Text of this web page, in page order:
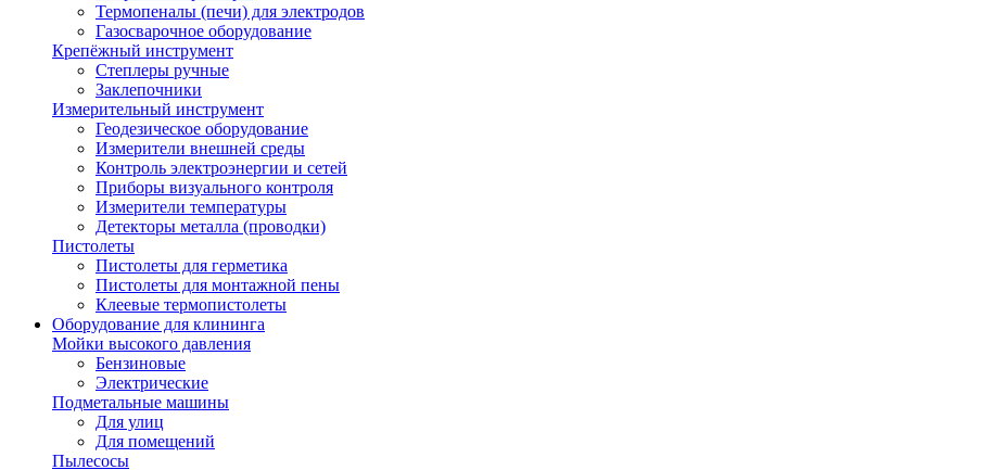
Термопеналы (печи) для электродов
Газосварочное оборудование
Крепёжный инструмент
Степлеры ручные
Заклепочники
Измерительный инструмент
Геодезическое оборудование
Измерители внешней среды
Контроль электроэнергии и сетей
Приборы визуального контроля
Измерители температуры
Детекторы металла (проводки)
Пистолеты
Пистолеты для герметика
Пистолеты для монтажной пены
Клеевые термопистолеты
Оборудование для клининга
Мойки высокого давления
Бензиновые
Электрические
Подметальные машины
Для улиц
Для помещений
Пылесосы